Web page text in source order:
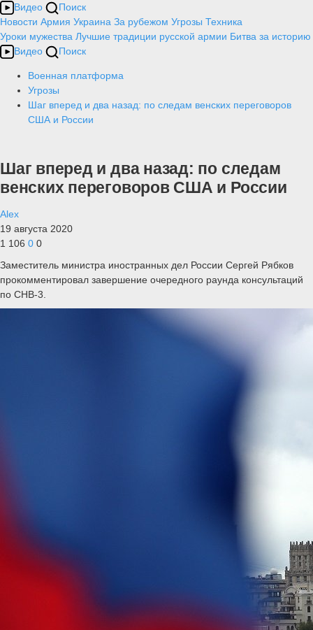
Видео
Поиск
Новости Армия Украина За рубежом Угрозы Техника
Уроки мужества Лучшие традиции русской армии Битва за историю
Видео
Поиск
Военная платформа
Угрозы
Шаг вперед и два назад: по следам венских переговоров
США и России
Шаг вперед и два назад: по следам
венских переговоров США и России
Alex
19 августа 2020
1 106 0 0
Заместитель министра иностранных дел России Сергей Рябков
прокомментировал завершение очередного раунда консультаций
по СНВ-3.